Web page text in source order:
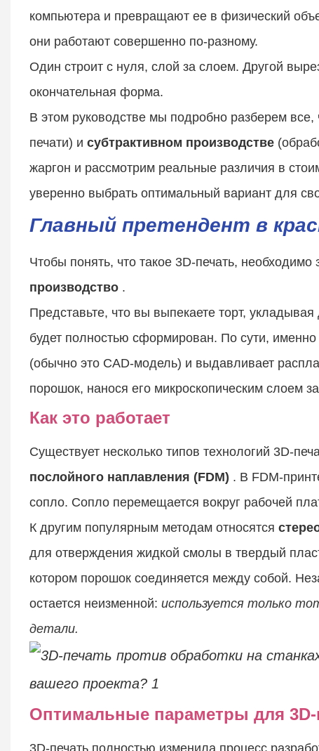
компьютера и превращают ее в физический
они работают совершенно по-разному.
Один строит с нуля, слой за слоем. Другой
окончательная форма.
В этом руководстве мы подробно разберем все,
печати) и субтрактивном производстве
жаргон и рассмотрим реальные различия в
уверенно выбрать оптимальный вариант для
Главный претендент в
Чтобы понять, что такое 3D-печать, необходимо
производство.
Представьте, что вы выпекаете торт, укладывая
будет полностью сформирован. По сути,
(обычно это CAD-модель) и выдавливает
порошок, нанося его микроскопическим слоем
Как это работает
Существует несколько типов технологий 3D-
послойного наплавления (FDM) . В FDM-
сопло. Сопло перемещается вокруг рабочей
К другим популярным методам относятся
для отверждения жидкой смолы в твердый
котором порошок соединяется между собой.
остается неизменной: используется только
детали.
Оптимальные параметры для 3D-
3D-печать полностью изменила процесс